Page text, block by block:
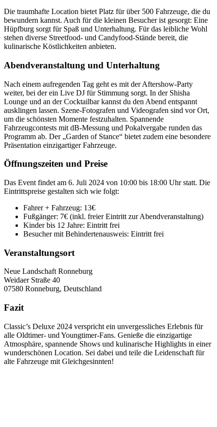
Die traumhafte Location bietet Platz für über 500 Fahrzeuge, die du
bewundern kannst. Auch für die kleinen Besucher ist gesorgt: Eine
Hüpfburg sorgt für Spaß und Unterhaltung. Für das leibliche Wohl
stehen diverse Streetfood- und Candyfood-Stände bereit, die
kulinarische Köstlichkeiten anbieten.
Abendveranstaltung und Unterhaltung
Nach einem aufregenden Tag geht es mit der Aftershow-Party
weiter, bei der ein Live DJ für Stimmung sorgt. In der Shisha
Lounge und an der Cocktailbar kannst du den Abend entspannt
ausklingen lassen. Szene-Fotografen und Videografen sind vor Ort,
um die schönsten Momente festzuhalten. Spannende
Fahrzeugcontests mit dB-Messung und Pokalvergabe runden das
Programm ab. Der „Garden of Stance“ bietet zudem eine besondere
Präsentation einzigartiger Fahrzeuge.
Öffnungszeiten und Preise
Das Event findet am 6. Juli 2024 von 10:00 bis 18:00 Uhr statt. Die
Eintrittspreise gestalten sich wie folgt:
Fahrer + Fahrzeug: 13€
Fußgänger: 7€ (inkl. freier Eintritt zur Abendveranstaltung)
Kinder bis 12 Jahre: Eintritt frei
Besucher mit Behindertenausweis: Eintritt frei
Veranstaltungsort
Neue Landschaft Ronneburg
Weidaer Straße 40
07580 Ronneburg, Deutschland
Fazit
Classic’s Deluxe 2024 verspricht ein unvergessliches Erlebnis für
alle Oldtimer- und Youngtimer-Fans. Genieße die einzigartige
Atmosphäre, spannende Shows und kulinarische Highlights in einer
wunderschönen Location. Sei dabei und teile die Leidenschaft für
alte Fahrzeuge mit Gleichgesinnten!